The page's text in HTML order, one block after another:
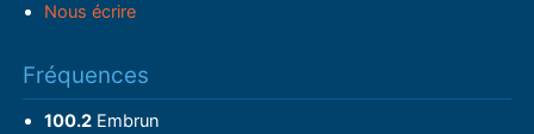
Nous écrire
Fréquences
100.2Embrun